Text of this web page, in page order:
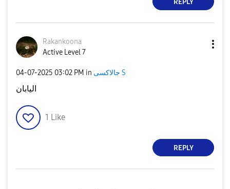
Rakankoona
Active Level 7
‎04-07-2025 03:02 PM in جالاكسى S
اليابان
1 Like
REPLY